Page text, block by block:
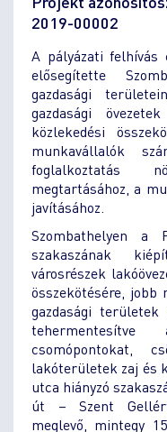
2019-00002
A pályázati felhívás
elősegítette
gazdasági
gazdasági
közlekedési
munkavállalók
foglalkoztatás
megtartásához, a
javításához.
Szombathelyen a
szakaszának
városrészek
összekötésére, jobb
gazdasági
csomópontokat,
lakóterületek zaj és
utca hiányzó
út – Szent
meglevő, mintegy